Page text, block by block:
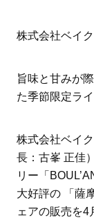
ス学」
株式会社ベイ
旨味と甘みが
た季節限定ラ
株式会社ベイ
長：古峯 正佳
リー「
大好評の 「薩
ェアの販売を4